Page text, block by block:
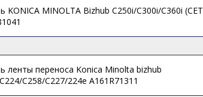
KONICA MINOLTA Bizhub C250i/C300i/C360i
ленты переноса Konica Minolta bizhub
C258/C227/224e A161R71311